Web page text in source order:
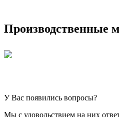
Производственные
У Вас появились вопросы?
Мы с удовольствием на них